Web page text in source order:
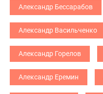
Александр Бессарабов
Александр Васильченко
Александр Горелов
Александр Еремин